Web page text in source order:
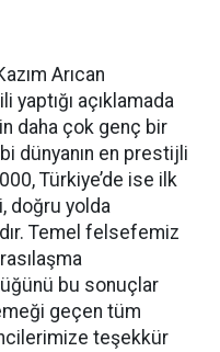
Arıcan
yaptığı açıklamada
daha çok genç bir
dünyanın en prestijli
Türkiye’de ise ilk
doğru yolda
Temel felsefemiz
bu sonuçlar
geçen tüm
teşekkür